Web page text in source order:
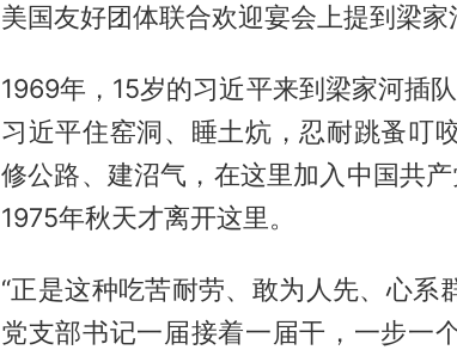
美国友好团体联合欢迎宴会上提到梁家
1969年，15岁的习近平来到梁家河插
习近平住窑洞、睡土炕，忍耐跳蚤叮
修公路、建沼气，在这里加入中国共
1975年秋天才离开这里。
“正是这种吃苦耐劳、敢为人先、心
党支部书记一届接着一届干，一步一